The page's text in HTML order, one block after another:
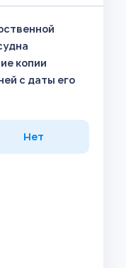
копии
с даты его
Нет